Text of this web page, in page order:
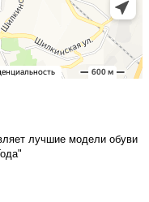
лучшие модели обуви